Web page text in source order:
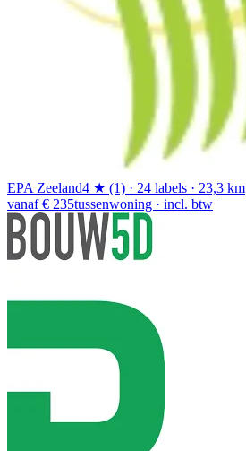
EPA Zeeland4 ★ (1) · 24 labels · 23,3 km
vanaf € 235tussenwoning · incl. btw